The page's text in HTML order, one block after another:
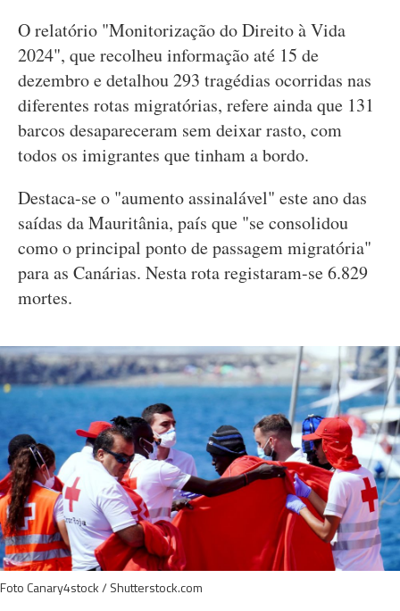
O relatório "Monitorização do Direito à Vida
2024", que recolheu informação até 15 de
dezembro e detalhou 293 tragédias ocorridas nas
diferentes rotas migratórias, refere ainda que 131
barcos desapareceram sem deixar rasto, com
todos os imigrantes que tinham a bordo.
Destaca-se o "aumento assinalável" este ano das
saídas da Mauritânia, país que "se consolidou
como o principal ponto de passagem migratória"
para as Canárias. Nesta rota registaram-se 6.829
mortes.
Foto Canary4stock / Shutterstock.com